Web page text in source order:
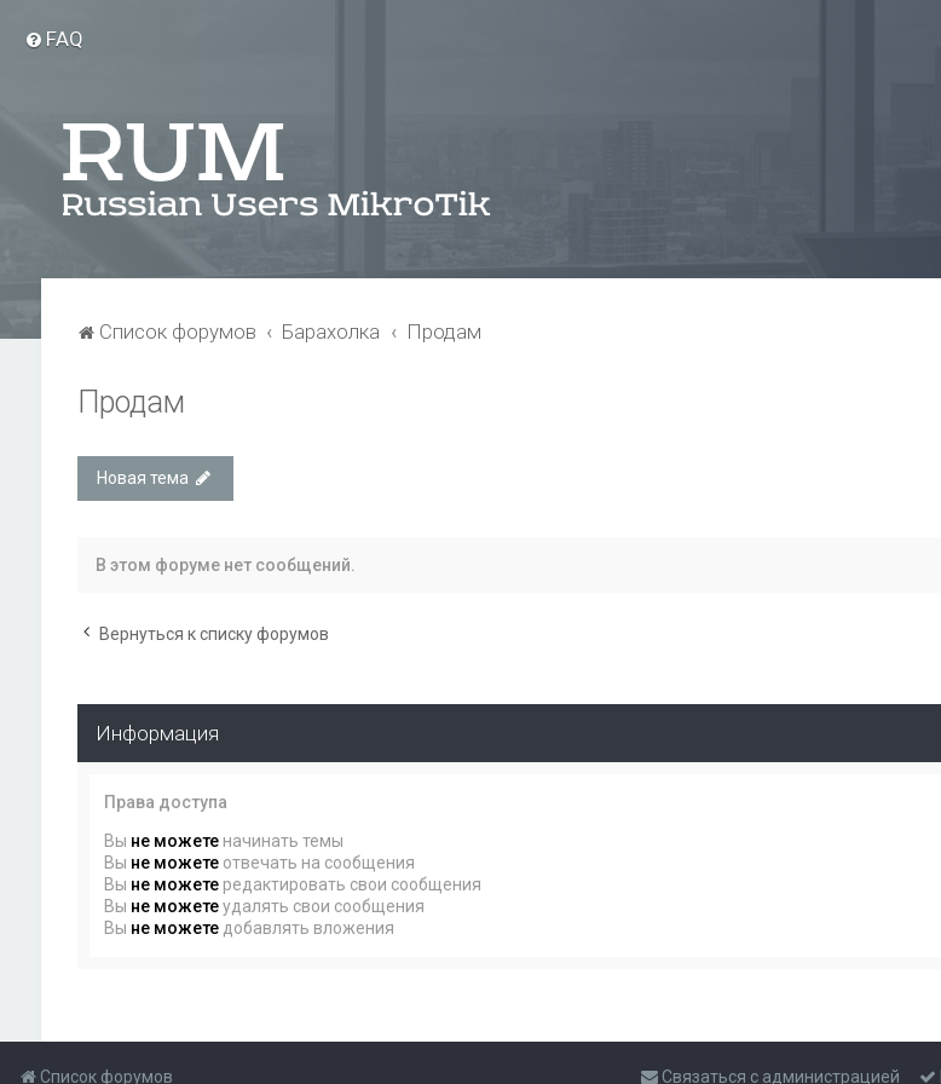
FAQ
Список форумов Барахолка Продам
Продам
Новая тема
В этом форуме нет сообщений.
Вернуться к списку форумов
Информация
Права доступа
Вы не можетеначинать темы
Вы не можетеотвечать на сообщения
Вы не можетередактировать свои сообщения
Вы не можетеудалять свои сообщения
Вы не можетедобавлять вложения
Список форумов Связаться с администрацией